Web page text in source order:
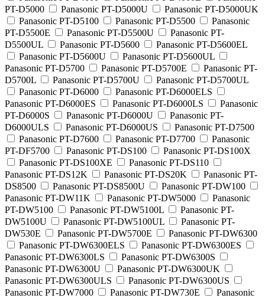
PT-D5000
Panasonic PT-D5000U
Panasonic PT-D5000UK
Panasonic PT-D5100
Panasonic PT-D5500
Panasonic
PT-D5500E
Panasonic PT-D5500U
Panasonic PT-
D5500UL
Panasonic PT-D5600
Panasonic PT-D5600EL
Panasonic PT-D5600U
Panasonic PT-D5600UL
Panasonic PT-D5700
Panasonic PT-D5700E
Panasonic PT-
D5700L
Panasonic PT-D5700U
Panasonic PT-D5700UL
Panasonic PT-D6000
Panasonic PT-D6000ELS
Panasonic PT-D6000ES
Panasonic PT-D6000LS
Panasonic
PT-D6000S
Panasonic PT-D6000U
Panasonic PT-
D6000ULS
Panasonic PT-D6000US
Panasonic PT-D7500
Panasonic PT-D7600
Panasonic PT-D7700
Panasonic
PT-DF5700
Panasonic PT-DS100
Panasonic PT-DS100X
Panasonic PT-DS100XE
Panasonic PT-DS110
Panasonic PT-DS12K
Panasonic PT-DS20K
Panasonic PT-
DS8500
Panasonic PT-DS8500U
Panasonic PT-DW100
Panasonic PT-DW11K
Panasonic PT-DW5000
Panasonic
PT-DW5100
Panasonic PT-DW5100L
Panasonic PT-
DW5100U
Panasonic PT-DW5100UL
Panasonic PT-
DW530E
Panasonic PT-DW5700E
Panasonic PT-DW6300
Panasonic PT-DW6300ELS
Panasonic PT-DW6300ES
Panasonic PT-DW6300LS
Panasonic PT-DW6300S
Panasonic PT-DW6300U
Panasonic PT-DW6300UK
Panasonic PT-DW6300ULS
Panasonic PT-DW6300US
Panasonic PT-DW7000
Panasonic PT-DW730E
Panasonic